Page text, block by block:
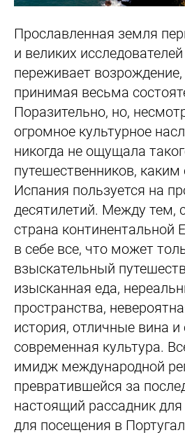
Прославленная земля
и великих
переживает
принимая весьма
Поразительно, но,
огромное культурное
никогда не ощущала
путешественников, каким
Испания пользуется на
десятилетий. Между тем,
страна континентальной
в себе все, что может
взыскательный
изысканная еда,
пространства,
история, отличные вина
современная культура.
имидж международной
превратившейся за
настоящий рассадник
для посещения в